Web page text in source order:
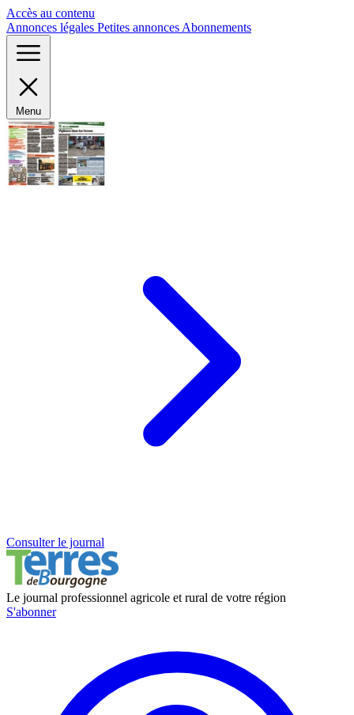
Accès au contenu
Annonces légales Petites annonces Abonnements
Menu
Consulter le journal
Le journal professionnel agricole et rural de votre région
S'abonner
Panneau de gestion des cookies